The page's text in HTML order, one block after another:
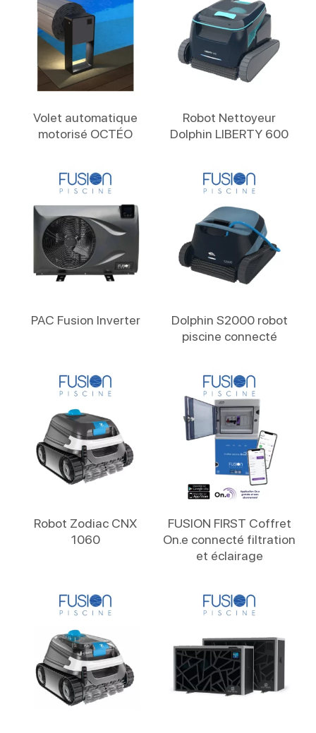
Volet automatique
motorisé OCTÉO
Robot Nettoyeur
Dolphin LIBERTY 600
PAC Fusion Inverter
Dolphin S2000 robot
piscine connecté
Robot Zodiac CNX
1060
FUSION FIRST Coffret
On.e connecté filtration
et éclairage